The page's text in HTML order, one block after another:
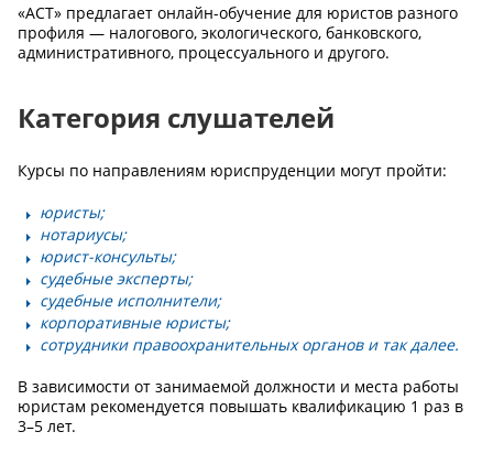
«АСТ» предлагает онлайн-обучение для юристов разного
профиля — налогового, экологического, банковского,
административного, процессуального и другого.
Категория слушателей
Курсы по направлениям юриспруденции могут пройти:
юристы;
нотариусы;
юрист-консульты;
судебные эксперты;
судебные исполнители;
корпоративные юристы;
сотрудники правоохранительных органов и так далее.
В зависимости от занимаемой должности и места работы
юристам рекомендуется повышать квалификацию 1 раз в
3–5 лет.